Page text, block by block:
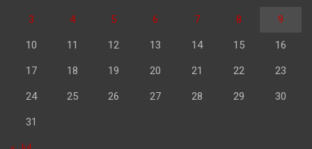
3 4 5 6 7 8 9
10 11 12 13 14 15 16
17 18 19 20 21 22 23
24 25 26 27 28 29 30
31